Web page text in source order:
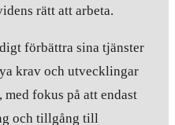
rätt att arbeta.
förbättra sina tjänster
krav och utvecklingar
fokus på att endast
och tillgång till